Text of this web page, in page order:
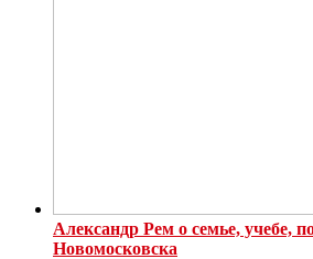
Александр Рем о семье, учебе,
Новомосковска